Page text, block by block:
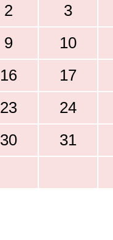
2
3
9
10
16
17
23
24
30 31